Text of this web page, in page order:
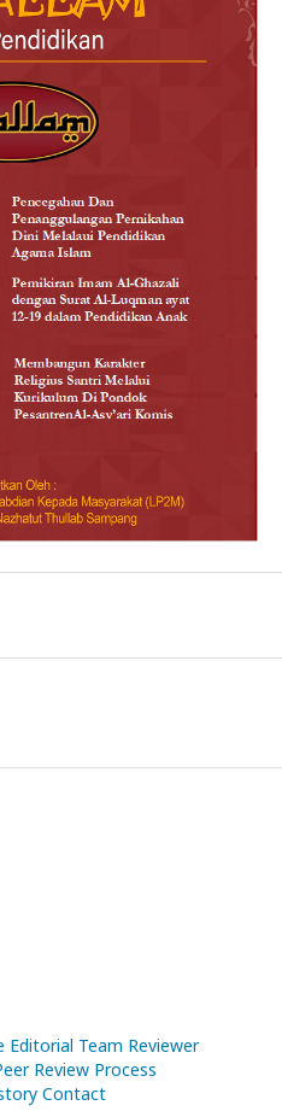
Editorial Team Reviewer
Review Process
Contact